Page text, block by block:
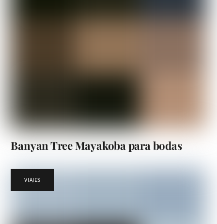
Banyan Tree Mayakoba para bodas
VIAJES